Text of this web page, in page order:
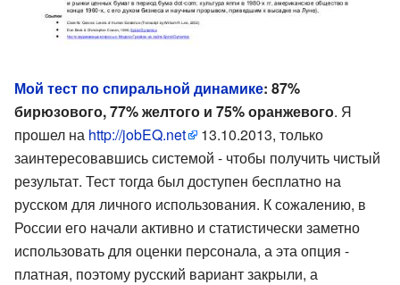
Мой тест по спиральной динамике: 87%
бирюзового, 77% желтого и 75% оранжевого. Я
прошел на http://jobEQ.net
13.10.2013, только
заинтересовавшись системой - чтобы получить чистый
результат. Тест тогда был доступен бесплатно на
русском для личного использования. К сожалению, в
России его начали активно и статистически заметно
использовать для оценки персонала, а эта опция -
платная, поэтому русский вариант закрыли, а